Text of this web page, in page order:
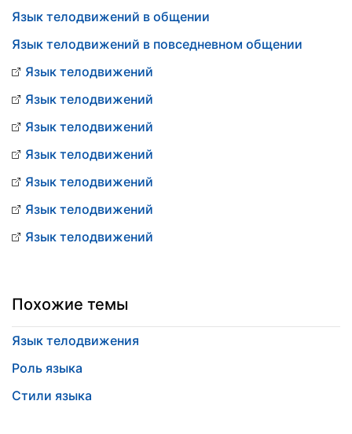
Язык телодвижений в общении
Язык телодвижений в повседневном общении
Язык телодвижений
Язык телодвижений
Язык телодвижений
Язык телодвижений
Язык телодвижений
Язык телодвижений
Язык телодвижений
Похожие темы
Язык телодвижения
Роль языка
Стили языка